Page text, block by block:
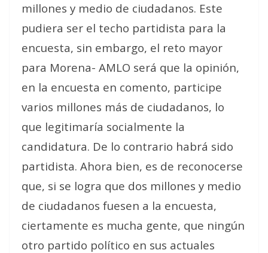
millones y medio de ciudadanos. Este
pudiera ser el techo partidista para la
encuesta, sin embargo, el reto mayor
para Morena- AMLO será que la opinión,
en la encuesta en comento, participe
varios millones más de ciudadanos, lo
que legitimaría socialmente la
candidatura. De lo contrario habrá sido
partidista. Ahora bien, es de reconocerse
que, si se logra que dos millones y medio
de ciudadanos fuesen a la encuesta,
ciertamente es mucha gente, que ningún
otro partido político en sus actuales